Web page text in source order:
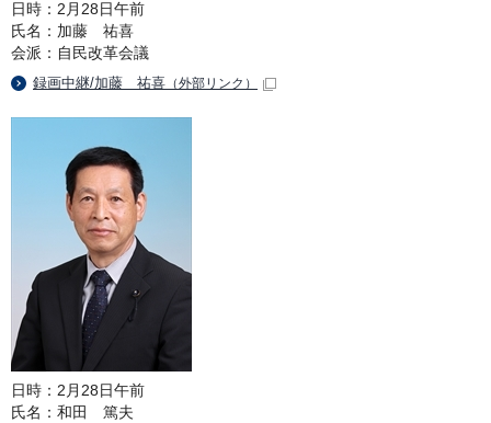
日時：2月28日午前
氏名：加藤 祐喜
会派：自民改革会議
録画中継/加藤 祐喜 （外部リンク）
日時：2月28日午前
氏名：和田 篤夫